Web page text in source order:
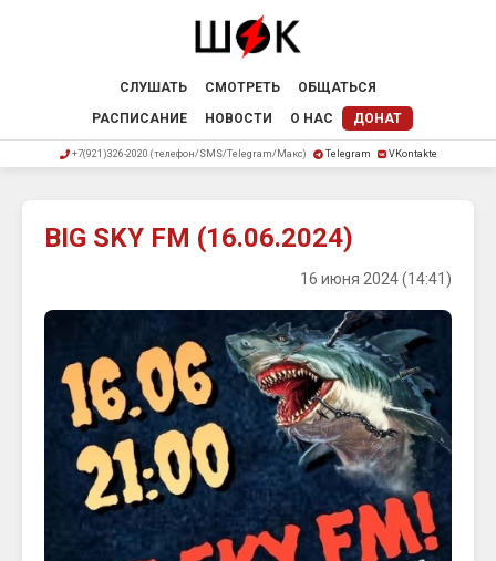
СЛУШАТЬ СМОТРЕТЬ
ОБЩАТЬСЯ
РАСПИСАНИЕ
НОВОСТИ О НАС ДОНАТ
+7(921)326-2020 (телефон/SMS/Telegram/Макс) Telegram VKontakte
BIG SKY FM (16.06.2024)
16 июня 2024 (14:41)